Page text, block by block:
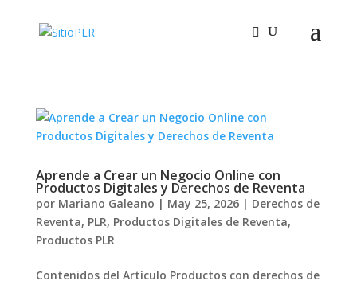
Aprende a Crear un Negocio Online con
Productos Digitales y Derechos de Reventa
por Mariano Galeano | May 25, 2026| Derechos de
Reventa, PLR, Productos Digitales de Reventa,
Productos PLR
Contenidos del Artículo Productos con derechos de